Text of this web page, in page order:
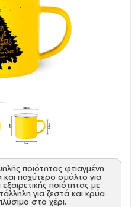
ποιότητας φτιαγμένη
παχύτερο σμάλτο για
ποιότητας με
για ζεστά και κρύα
στο χέρι.